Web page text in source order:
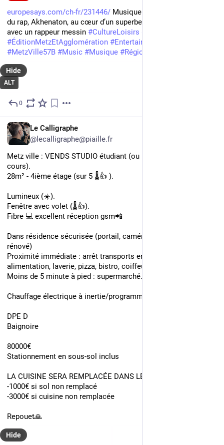
europesays.com/ch-fr/231446/ Musique. La star marseillaise
du rap, Akhenaton, au cœur d’un superbe clip tourné à Borny
avec un rappeur messin #CultureLoisirs
#ÉditionMetzEtAgglomération #Entertainment
#MetzVille57B #Music #Musique #RégionLorraine
ALT
Hide
0
Le Calligraphe
@lecalligraphe@piaille.fr
Metz ville : VENDS STUDIO étudiant (ou pas) rénové (en
cours).
28m² - 4ième étage (sur 5 🌡️👍 ).
Lumineux (☀️).
Fenêtre avec volet (🌡️👍).
Fibre 💻 excellent réception gsm📲
Dans résidence sécurisée (portail, caméra), propre (ascenseur
rénové)
Proximité immédiate : arrêt transports en commun,
alimentation, laverie, pizza, bistro, coiffeur.
Moins de 5 minute à pied : supermarché.
Chauffage électrique à inertie/programmable.
DPE D
Baignoire
80000€
Stationnement en sous-sol inclus
LA CUISINE SERA REMPLACÉE DANS LES JOURS À VENIR.
-1000€ si sol non remplacé
-3000€ si cuisine non remplacée
Repouet🙏
Hide